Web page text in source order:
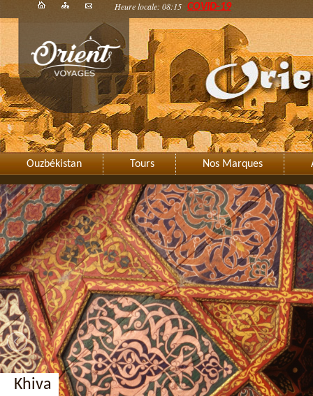
Heure locale: 08:15 COVID-19
Ouzbékistan Tours Nos Marques
Khiva